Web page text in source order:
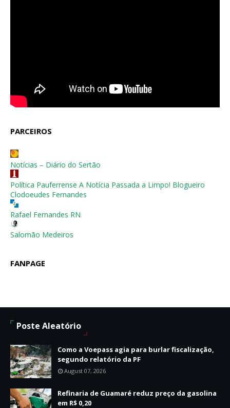
PARCEIROS
Notícias – Diário do Sertão
Política Pauferrense A Notícia Passada a Limpo! Blogueiro
Clodoeudes Fernandes
Rafael Fernandes RN
Salomão Medeiros
FANPAGE
Poste Aleatório
Como a Voepass agia para burlar fiscalização,
segundo relatório da PF
August 07, 2026
Refinaria de Guamaré reduz preço da gasolina
em R$ 0,20